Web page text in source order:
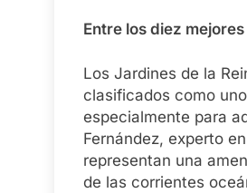
Entre los diez
Los Jardines de la
clasificados como
especialmente para
Fernández, experto
representan una
de las corrientes